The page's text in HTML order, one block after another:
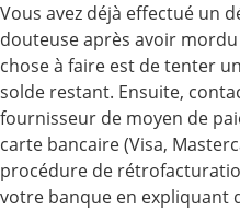
Vous avez déjà effectué un
douteuse après avoir
chose à faire est de tenter
solde restant. Ensuite,
fournisseur de moyen de
carte bancaire (Visa,
procédure de
votre banque en expliquant